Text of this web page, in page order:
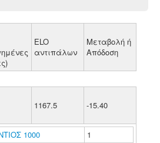
ELO
αντιπάλων
Μεταβολή ή
Απόδοση
1167.5 -15.40
1000
1